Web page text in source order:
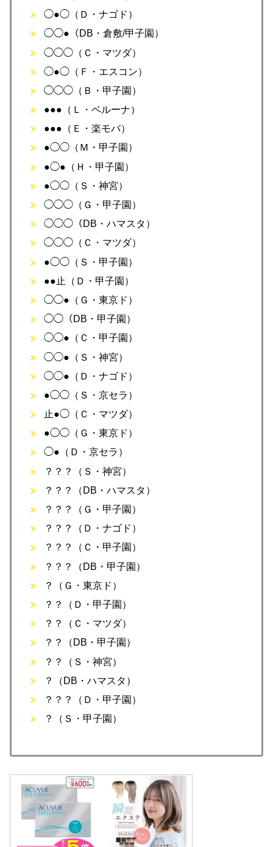
◯●◯（Ｄ・ナゴド）
◯◯●（DB・倉敷/甲子園）
◯◯◯（Ｃ・マツダ）
◯●◯（Ｆ・エスコン）
◯◯◯（Ｂ・甲子園）
●●●（Ｌ・ベルーナ）
●●●（Ｅ・楽モバ）
●◯◯（Ｍ・甲子園）
●◯●（Ｈ・甲子園）
●◯◯（Ｓ・神宮）
◯◯◯（Ｇ・甲子園）
◯◯◯（DB・ハマスタ）
◯◯◯（Ｃ・マツダ）
●◯◯（Ｓ・甲子園）
●●止（Ｄ・甲子園）
◯◯●（Ｇ・東京ド）
◯◯（DB・甲子園）
◯◯●（Ｃ・甲子園）
◯◯●（Ｓ・神宮）
◯◯●（Ｄ・ナゴド）
●◯◯（Ｓ・京セラ）
止●◯（Ｃ・マツダ）
●◯◯（Ｇ・東京ド）
◯●（Ｄ・京セラ）
？？？（Ｓ・神宮）
？？？（DB・ハマスタ）
？？？（Ｇ・甲子園）
？？？（Ｄ・ナゴド）
？？？（Ｃ・甲子園）
？？？（DB・甲子園）
？（Ｇ・東京ド）
？？（Ｄ・甲子園）
？？（Ｃ・マツダ）
？？（DB・甲子園）
？？（Ｓ・神宮）
？（DB・ハマスタ）
？？？（Ｄ・甲子園）
？（Ｓ・甲子園）